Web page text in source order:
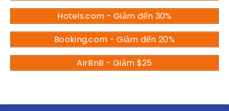
Hotels.com - Giảm đến 30%
Booking.com - Giảm đến 20%
AirBnB - Giảm $25